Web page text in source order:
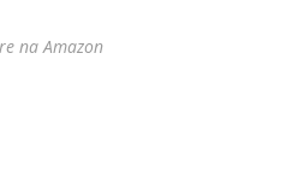
na Amazon